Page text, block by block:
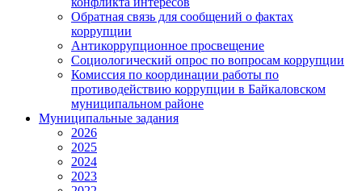
Обратная связь для сообщений о фактах
коррупции
Антикоррупционное просвещение
Социологический опрос по вопросам коррупции
Комиссия по координации работы по
противодействию коррупции в Байкаловском
муниципальном районе
Муниципальные задания
2026
2025
2024
2023